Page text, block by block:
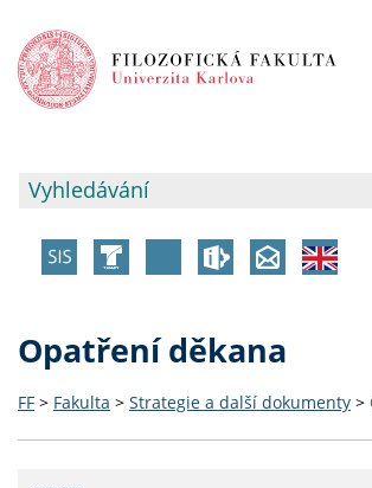
Opatření děkana
FF > Fakulta > Strategie a další dokumenty >